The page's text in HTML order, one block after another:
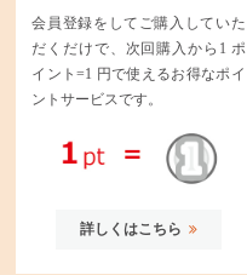
会員登録をしてご購入していた
だくだけで、次回購入から1 ポ
イント=1 円で使えるお得なポイ
ントサービスです。
詳しくはこちら